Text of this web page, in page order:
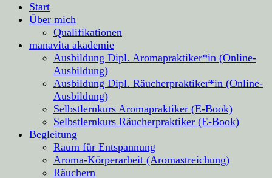
Start
Über mich
Qualifikationen
manavita akademie
Ausbildung Dipl. Aromapraktiker*in (Online-
Ausbildung)
Ausbildung Dipl. Räucherpraktiker*in (Online-
Ausbildung)
Selbstlernkurs Aromapraktiker (E-Book)
Selbstlernkurs Räucherpraktiker (E-Book)
Begleitung
Raum für Entspannung
Aroma-Körperarbeit (Aromastreichung)
Räuchern